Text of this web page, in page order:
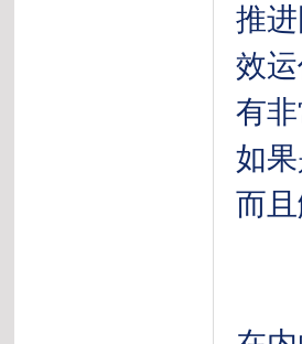
推
效
有
如
而
第